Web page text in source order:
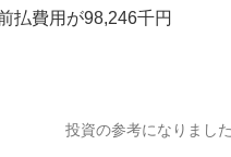
払費用が98,246千円
投資の参考になりまし